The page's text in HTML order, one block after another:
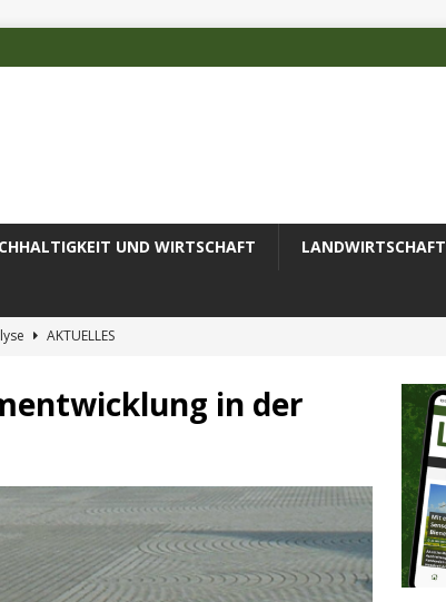
UND WIRTSCHAFT LANDWIRTSCHAFT
AKTUELLES
Alpenvereins mit DBU-Förderung
in der